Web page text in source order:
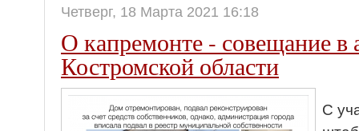
Четверг, 18 Марта 2021 16:18
О капремонте - совещание в
Костромской области
С